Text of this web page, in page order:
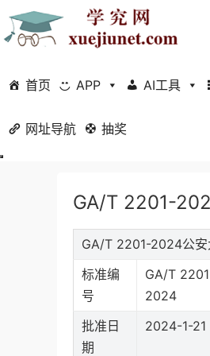
首页 APP AI工具
网址导航 抽奖
当前位置：首页
GA/T 2201-
GA/T 2201-2024公安
标准编
号
GA/T
2024
批准日
期
2024-1-21